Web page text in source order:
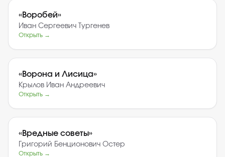
«Воробей»
Иван Сергеевич Тургенев
Открыть →
«Ворона и Лисица»
Крылов Иван Андреевич
Открыть →
«Вредные советы»
Григорий Бенционович Остер
Открыть →